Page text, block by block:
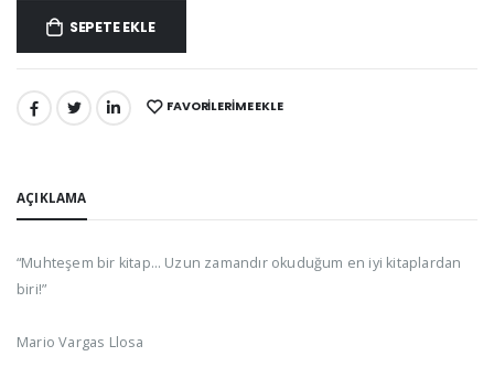
SEPETE EKLE
PAYLAŞ: FAVORILERIME EKLE
AÇIKLAMA
“Muhteşem bir kitap… Uzun zamandır okuduğum en iyi kitaplardan
biri!”
Mario Vargas Llosa